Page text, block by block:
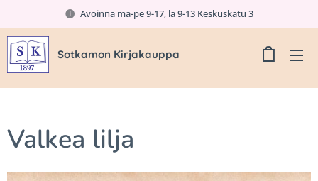
Avoinna ma-pe 9-17, la 9-13 Keskuskatu 3
Sotkamon Kirjakauppa
Valkea lilja